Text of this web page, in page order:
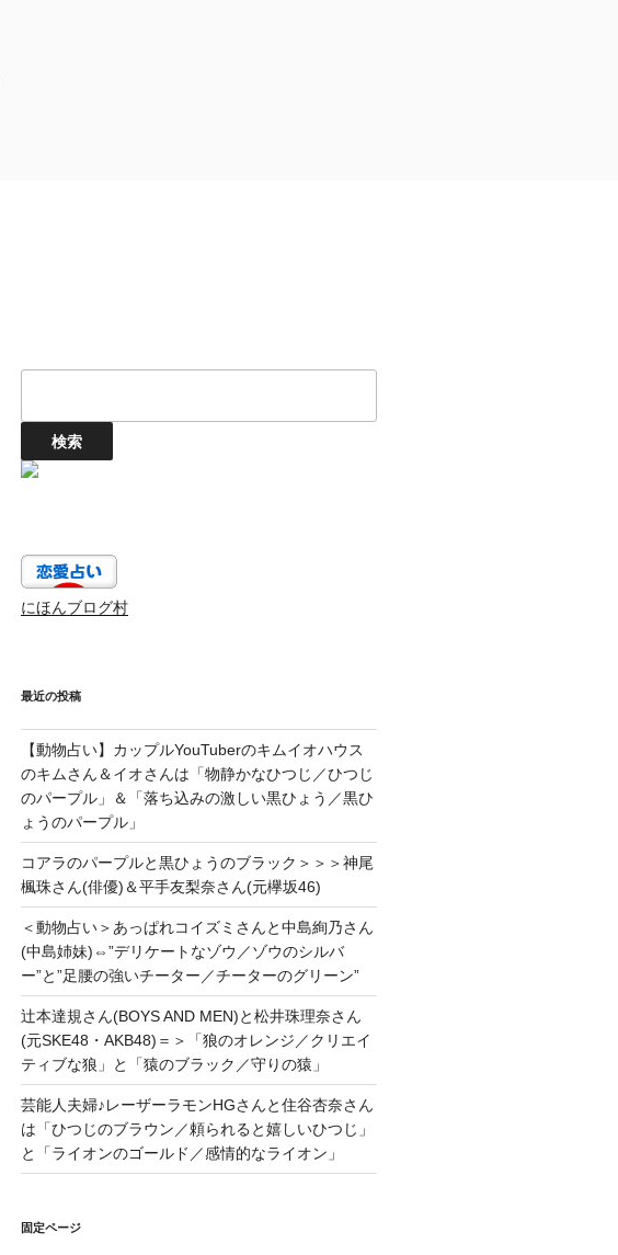
にほんブログ村
最近の投稿
【動物占い】カップルYouTuberのキムイオハウス
のキムさん＆イオさんは「物静かなひつじ／ひつじ
のパープル」＆「落ち込みの激しい黒ひょう／黒ひ
ょうのパープル」
コアラのパープルと黒ひょうのブラック＞＞＞神尾
楓珠さん(俳優)＆平手友梨奈さん(元欅坂46)
＜動物占い＞あっぱれコイズミさんと中島絢乃さん
(中島姉妹)⇔”デリケートなゾウ／ゾウのシルバ
ー”と”足腰の強いチーター／チーターのグリーン”
辻本達規さん(BOYS AND MEN)と松井珠理奈さん
(元SKE48・AKB48)＝＞「狼のオレンジ／クリエイ
ティブな狼」と「猿のブラック／守りの猿」
芸能人夫婦♪レーザーラモンHGさんと住谷杏奈さん
は「ひつじのブラウン／頼られると嬉しいひつじ」
と「ライオンのゴールド／感情的なライオン」
固定ページ